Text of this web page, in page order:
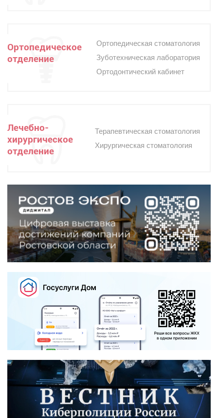
Ортопедическое
отделение
Ортопедическая стоматология
Зуботехническая лаборатория
Ортодонтический кабинет
Лечебно-
хирургическое
отделение
Терапевтическая стоматология
Хирургическая стоматология